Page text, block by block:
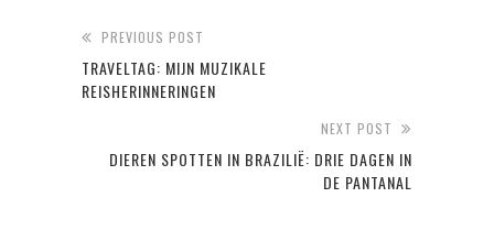
PREVIOUS POST
TRAVELTAG: MIJN MUZIKALE
REISHERINNERINGEN
NEXT POST
DIEREN SPOTTEN IN BRAZILIË: DRIE DAGEN IN
DE PANTANAL